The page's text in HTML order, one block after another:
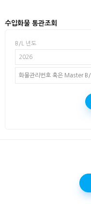
수입화물 통관조회
B/L 년도
2026